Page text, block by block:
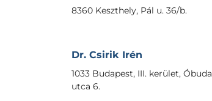
8360 Keszthely, Pál u. 36/b.
Dr. Csirik Irén
1033 Budapest, III. kerület, Óbuda
utca 6.